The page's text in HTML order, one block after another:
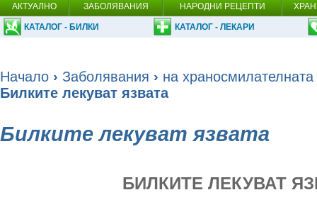
АКТУАЛНО ЗАБОЛЯВАНИЯ НАРОДНИ РЕЦЕПТИ
КАТАЛОГ - БИЛКИ КАТАЛОГ - ЛЕКАРИ
Начало › Заболявания › на
Билките лекуват язвата
Билките лекуват язвата
БИЛКИТЕ ЛЕКУВАТ